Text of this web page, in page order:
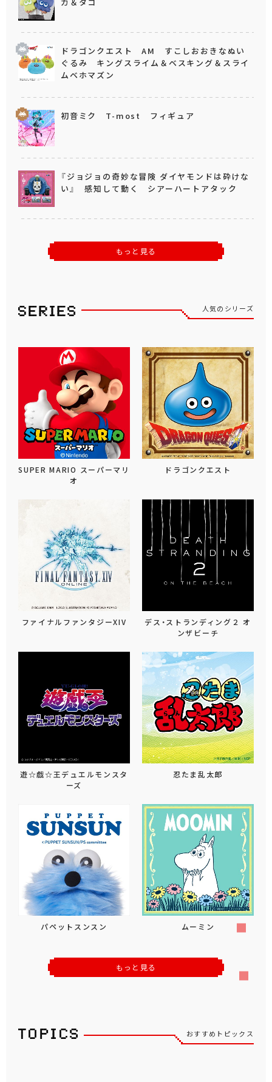
ドラゴンクエスト AM すこしおおきなぬい
ぐるみ キングスライム＆ベスキング＆スライ
ムベホマズン
初音ミク T-most フィギュア
『ジョジョの奇妙な冒険 ダイヤモンドは砕けな
い』 感知して動く シアーハートアタック
もっと見る
人気のシリーズ
SUPER MARIO スーパーマリ
オ
ドラゴンクエスト
ファイナルファンタジーXIV
デス・ストランディング２ オ
ンザビーチ
遊☆戯☆王デュエルモンスタ
ーズ
忍たま乱太郎
パペットスンスン ムーミン
もっと見る
おすすめトピックス